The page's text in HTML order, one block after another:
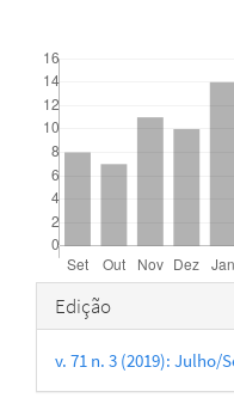
Detalhes
do
artigo
Edição
v. 71 n. 3 (2019): Julho/